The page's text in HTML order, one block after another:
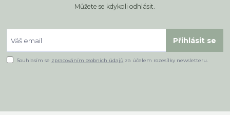
Můžete se kdykoli odhlásit.
Přihlásit se
Souhlasím se zpracováním osobních údajů za účelem rozesílky newsletteru.